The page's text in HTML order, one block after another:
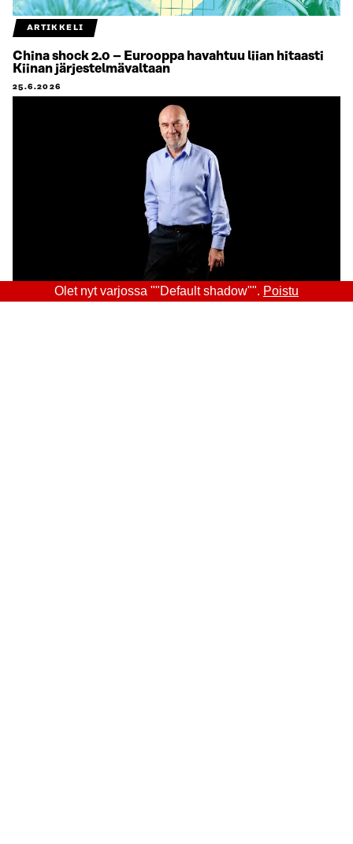
ARTIKKELI
China shock 2.0 – Eurooppa havahtuu liian hitaasti
Kiinan järjestelmävaltaan
25.6.2026
Olet nyt varjossa ""Default shadow"". Poistu